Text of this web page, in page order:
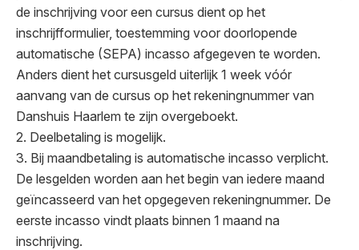
de inschrijving voor een cursus dient op het
inschrijfformulier, toestemming voor doorlopende
automatische (SEPA) incasso afgegeven te worden.
Anders dient het cursusgeld uiterlijk 1 week vóór
aanvang van de cursus op het rekeningnummer van
Danshuis Haarlem te zijn overgeboekt.
2. Deelbetaling is mogelijk.
3. Bij maandbetaling is automatische incasso verplicht.
De lesgelden worden aan het begin van iedere maand
geïncasseerd van het opgegeven rekeningnummer. De
eerste incasso vindt plaats binnen 1 maand na
inschrijving.